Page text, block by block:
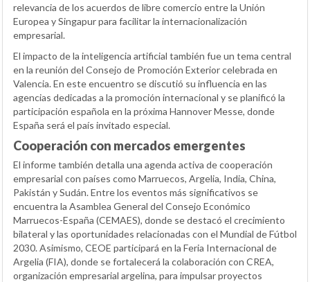
relevancia de los acuerdos de libre comercio entre la Unión
Europea y Singapur para facilitar la internacionalización
empresarial.
El impacto de la inteligencia artificial también fue un tema central
en la reunión del Consejo de Promoción Exterior celebrada en
Valencia. En este encuentro se discutió su influencia en las
agencias dedicadas a la promoción internacional y se planificó la
participación española en la próxima Hannover Messe, donde
España será el país invitado especial.
Cooperación con mercados emergentes
El informe también detalla una agenda activa de cooperación
empresarial con países como Marruecos, Argelia, India, China,
Pakistán y Sudán. Entre los eventos más significativos se
encuentra la Asamblea General del Consejo Económico
Marruecos-España (CEMAES), donde se destacó el crecimiento
bilateral y las oportunidades relacionadas con el Mundial de Fútbol
2030. Asimismo, CEOE participará en la Feria Internacional de
Argelia (FIA), donde se fortalecerá la colaboración con CREA,
organización empresarial argelina, para impulsar proyectos